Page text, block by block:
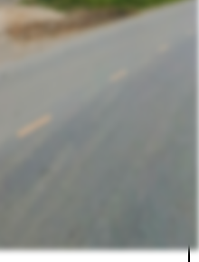
านกล้วย - ไทรน้อย